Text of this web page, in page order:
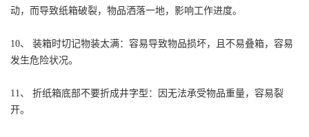
动，而导致纸箱破裂，物品洒落一地，影响工作进度。
10、 装箱时切记物装太满：容易导致物品损坏，且不易叠箱，容易
发生危险状况。
11、 折纸箱底部不要折成井字型：因无法承受物品重量，容易裂
开。